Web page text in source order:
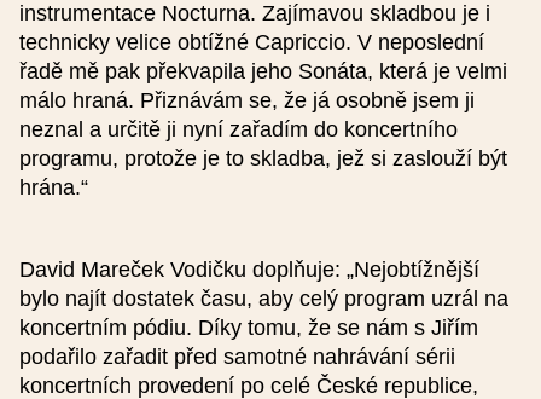
instrumentace Nocturna. Zajímavou skladbou je i
technicky velice obtížné Capriccio. V neposlední
řadě mě pak překvapila jeho Sonáta, která je velmi
málo hraná. Přiznávám se, že já osobně jsem ji
neznal a určitě ji nyní zařadím do koncertního
programu, protože je to skladba, jež si zaslouží být
hrána.“
David Mareček Vodičku doplňuje: „Nejobtížnější
bylo najít dostatek času, aby celý program uzrál na
koncertním pódiu. Díky tomu, že se nám s Jiřím
podařilo zařadit před samotné nahrávání sérii
koncertních provedení po celé České republice,
Podrobný popis (nepovinné)
Základní cena